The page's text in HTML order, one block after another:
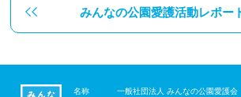
みんなの公園愛護活動レポー
名称
一般社団法人 みんなの公園愛護会